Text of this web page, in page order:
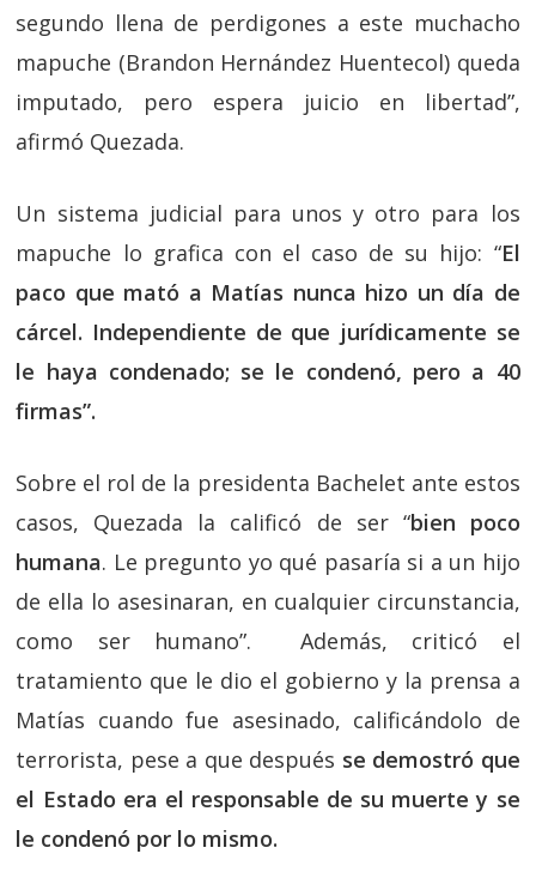
segundo llena de perdigones a este muchacho
mapuche (Brandon Hernández Huentecol) queda
imputado, pero espera juicio en libertad”,
afirmó Quezada.
Un sistema judicial para unos y otro para los
mapuche lo grafica con el caso de su hijo: “El
paco que mató a Matías nunca hizo un día de
cárcel. Independiente de que jurídicamente se
le haya condenado; se le condenó, pero a 40
firmas”.
Sobre el rol de la presidenta Bachelet ante estos
casos, Quezada la calificó de ser “bien poco
humana. Le pregunto yo qué pasaría si a un hijo
de ella lo asesinaran, en cualquier circunstancia,
como ser humano”. Además, criticó el
tratamiento que le dio el gobierno y la prensa a
Matías cuando fue asesinado, calificándolo de
terrorista, pese a que después se demostró que
el Estado era el responsable de su muerte y se
le condenó por lo mismo.